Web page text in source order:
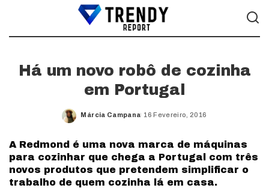
Há um novo robô de cozinha
em Portugal
Posted
Márcia Campana 16 Fevereiro, 2016
A Redmond é uma nova marca de máquinas
para cozinhar que chega a Portugal com três
novos produtos que pretendem simplificar o
trabalho de quem cozinha lá em casa.